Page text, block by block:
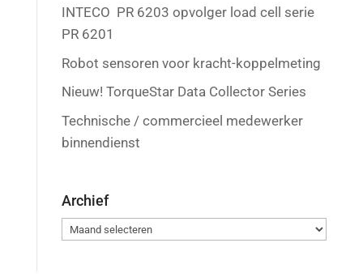
INTECO PR 6203 opvolger load cell serie
PR 6201
Robot sensoren voor kracht-koppelmeting
Nieuw! TorqueStar Data Collector Series
Technische / commercieel medewerker
binnendienst
Archief
Archief